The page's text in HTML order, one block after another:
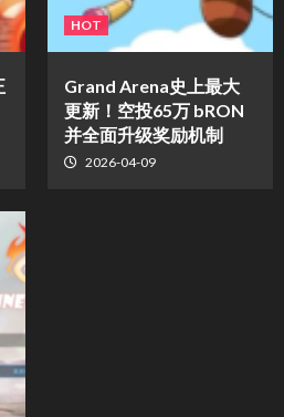
HOT
Grand Arena史上最大
更新！空投65万 bRON
并全面升级奖励机制
2026-04-09